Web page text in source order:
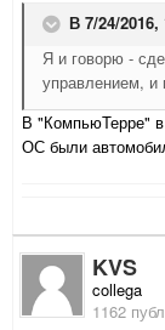
В 7/24/2016,
Я и говорю -
управлением, и
В "КомпьюТерре"
ОС были
KVS
collega
1162